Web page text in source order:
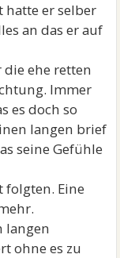
hatte er selber
an das er auf
die ehe retten
Immer
es doch so
langen brief
seine Gefühle
folgten. Eine
langen
ohne es zu